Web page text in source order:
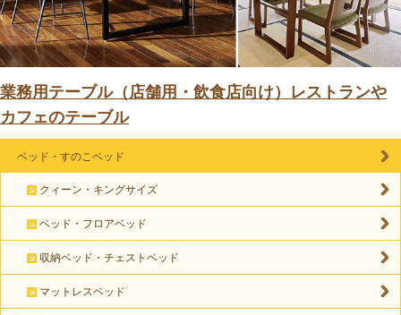
業務用テーブル（店舗用・飲食店向け）レストランや
カフェのテーブル
ベッド・すのこベッド
クィーン・キングサイズ
ベッド・フロアベッド
収納ベッド・チェストベッド
マットレスベッド